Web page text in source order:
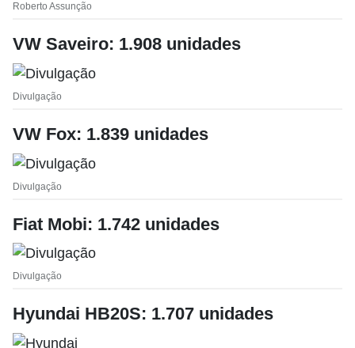
Roberto Assunção
VW Saveiro: 1.908 unidades
Divulgação
VW Fox: 1.839 unidades
Divulgação
Fiat Mobi: 1.742 unidades
Divulgação
Hyundai HB20S: 1.707 unidades